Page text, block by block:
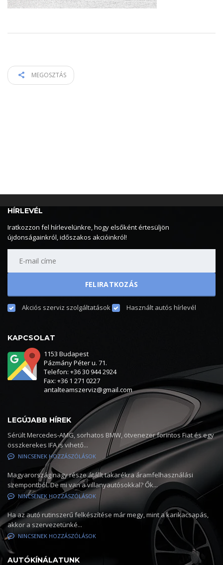
MEGOSZTÁS
HÍRLEVÉL
Iratkozzon fel hírlevelünkre, hogy elsőként értesüljön
újdonságainkról, időszakos akcióinkról!
Akciós szerviz szolgáltatások Használt autós hírlevél
KAPCSOLAT
1153 Budapest
Pázmány Péter u. 71.
Telefon: +36 30 944 2924
Fax: +36 1 271 0227
antalteamszerviz@gmail.com
LEGÚJABB HÍREK
Sérült Mercedes-AMG, sorhatos BMW, ötvenezer forintos Fiat és egy
összkerekes IFA is vihető...
NINCSENEK HOZZÁSZÓLÁSOK
Magyarország nagy része átállt takarékra áramfelhasználási
szempontból. De mi van a villanyautósokkal? Ők...
NINCSENEK HOZZÁSZÓLÁSOK
Ha az autó rutinszerű felkészítése már megy, mint a karikacsapás,
akkor a szervezetünké...
NINCSENEK HOZZÁSZÓLÁSOK
AUTÓKÍNÁLATUNK